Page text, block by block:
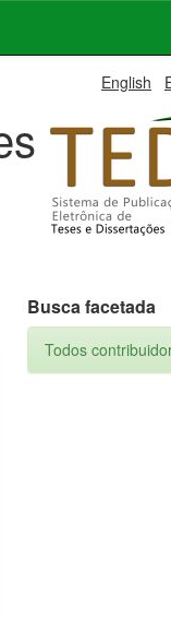
English
Busca facetada
Todos